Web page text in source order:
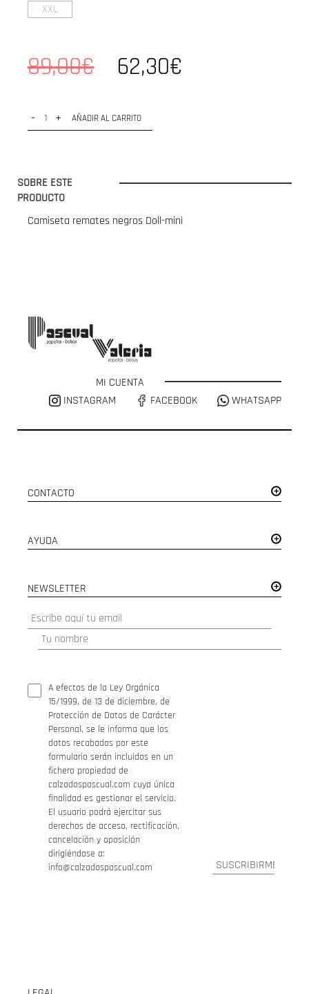
XXL
89,00€ 62,30€
- + AÑADIR AL CARRITO
SOBRE ESTE
PRODUCTO
Camiseta remates negros Doll-mini
MI CUENTA
INSTAGRAM
FACEBOOK WHATSAPP
CONTACTO
AYUDA
NEWSLETTER
A efectos de la Ley Orgánica
15/1999, de 13 de diciembre, de
Protección de Datos de Carácter
Personal, se le informa que los
datos recabados por este
formulario serán incluidos en un
fichero propiedad de
calzadospascual.com cuya única
finalidad es gestionar el servicio.
El usuario podrá ejercitar sus
derechos de acceso, rectificación,
cancelación y oposición
dirigiéndose a:
info@calzadospascual.com